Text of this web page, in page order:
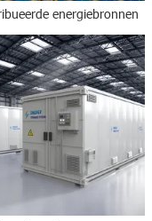
energiebronnen